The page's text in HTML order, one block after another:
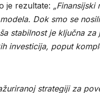
je rezultate: „Finansijski
Dok smo se
stabilnost je ključna za
investicija, poput
strategiji za